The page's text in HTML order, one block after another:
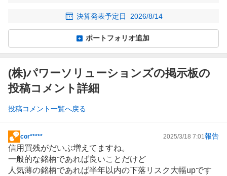
決算発表予定日 2026/8/14
ポートフォリオ追加
(株)パワーソリューションズの掲示板の
投稿コメント詳細
投稿コメント一覧へ戻る
掲
示
cor***** 2025/3/18 7:01 報告
信用買残がだいぶ増えてますね。
一般的な銘柄であれば良いことだけど
人気薄の銘柄であれば半年以内の下落リスク大幅upです